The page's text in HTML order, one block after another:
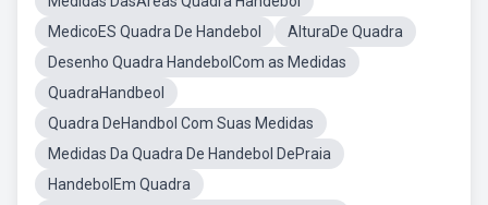
MedicoES Quadra De Handebol
AlturaDe Quadra
Desenho Quadra HandebolCom as Medidas
QuadraHandbeol
Quadra DeHandbol Com Suas Medidas
Medidas Da Quadra De Handebol DePraia
HandebolEm Quadra